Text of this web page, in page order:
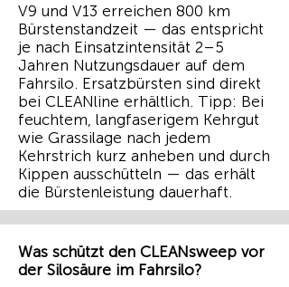
V9 und V13 erreichen 800 km
Bürstenstandzeit — das entspricht
je nach Einsatzintensität 2–5
Jahren Nutzungsdauer auf dem
Fahrsilo. Ersatzbürsten sind direkt
bei CLEANline erhältlich. Tipp: Bei
feuchtem, langfaserigem Kehrgut
wie Grassilage nach jedem
Kehrstrich kurz anheben und durch
Kippen ausschütteln — das erhält
die Bürstenleistung dauerhaft.
Was schützt den CLEANsweep vor
der Silosäure im Fahrsilo?